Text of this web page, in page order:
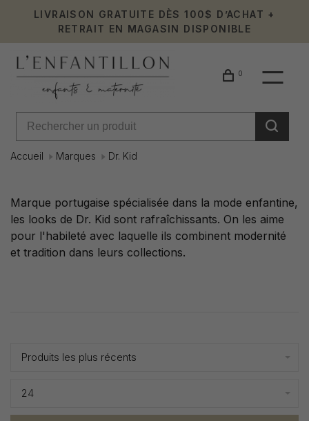
LIVRAISON GRATUITE DÈS 100$ D’ACHAT +
RETRAIT EN MAGASIN DISPONIBLE
0
Accueil Marques Dr. Kid
Dr.
Kid
Marque portugaise spécialisée dans la mode enfantine,
les looks de Dr. Kid sont rafraîchissants. On les aime
pour l'habileté avec laquelle ils combinent modernité
et tradition dans leurs collections.
Produits les plus récents
24